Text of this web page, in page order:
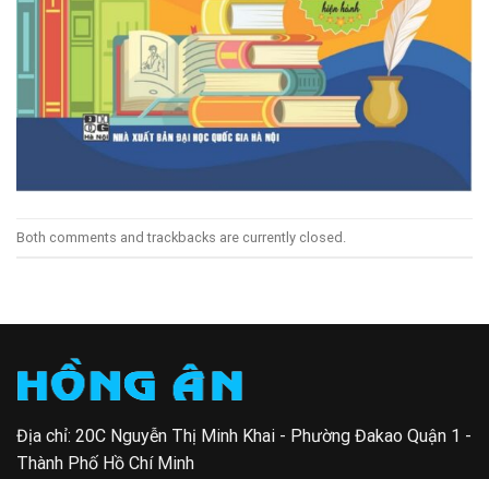
Both comments and trackbacks are currently closed.
Địa chỉ: 20C Nguyễn Thị Minh Khai - Phường Đakao Quận 1 -
Thành Phố Hồ Chí Minh